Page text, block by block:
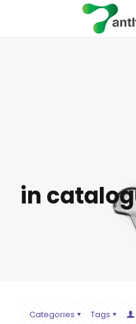
in
Categories Tags